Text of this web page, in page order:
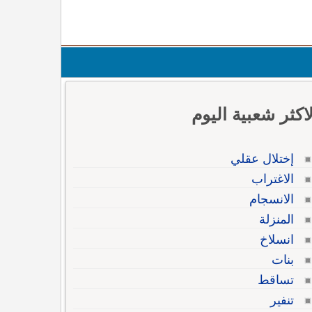
الاكثر شعبية اليوم
إختلال عقلي
الاغتراب
الانسجام
المنزلة
انسلاخ
بنات
تساقط
تنفير